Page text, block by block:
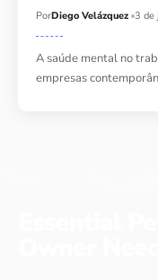
PorDiego Velázquez 3 de
A saúde mental no
empresas